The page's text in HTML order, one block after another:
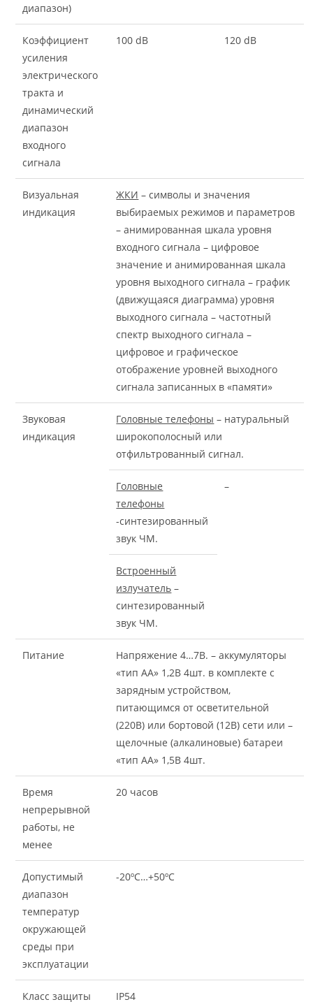
диапазон)
Коэффициент
усиления
электрического
тракта и
динамический
диапазон
входного
сигнала
100 dB 120 dB
Визуальная
индикация
ЖКИ – символы и значения
выбираемых режимов и параметров
– анимированная шкала уровня
входного сигнала – цифровое
значение и анимированная шкала
уровня выходного сигнала – график
(движущаяся диаграмма) уровня
выходного сигнала – частотный
спектр выходного сигнала –
цифровое и графическое
отображение уровней выходного
сигнала записанных в «памяти»
Звуковая
индикация
Головные телефоны – натуральный
широкополосный или
отфильтрованный сигнал.
Головные
телефоны
-синтезированный
звук ЧМ.
–
Встроенный
излучатель –
синтезированный
звук ЧМ.
Питание
Напряжение 4…7В. – аккумуляторы
«тип АА» 1,2В 4шт. в комплекте с
зарядным устройством,
питающимся от осветительной
(220В) или бортовой (12В) сети или –
щелочные (алкалиновые) батареи
«тип АА» 1,5В 4шт.
Время
непрерывной
работы, не
менее
20 часов
Допустимый
диапазон
температур
окружающей
среды при
эксплуатации
-20ºС…+50ºС
Класс защиты IP54